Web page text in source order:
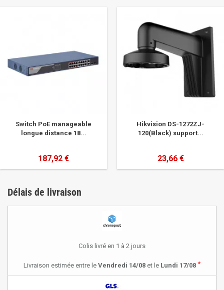
Switch PoE manageable
longue distance 18...
187,92 €
Hikvision DS-1272ZJ-
120(Black) support...
23,66 €
Délais de livraison
Colis livré en 1 à 2 jours
Livraison estimée entre le Vendredi 14/08 et le Lundi 17/08 *